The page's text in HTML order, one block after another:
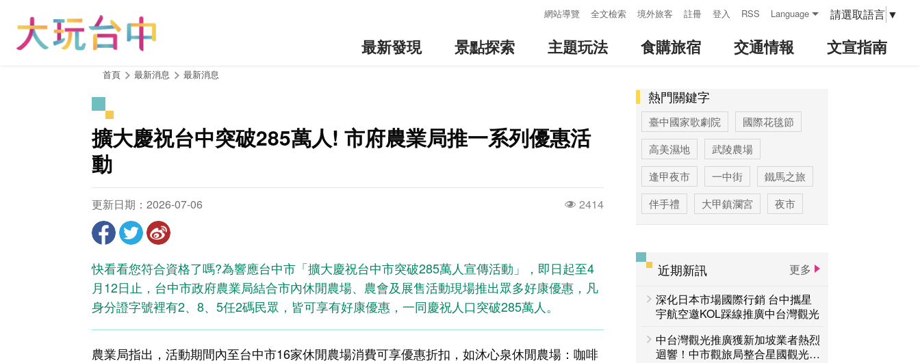
網站導覽 全文檢索 境外旅客 註冊 登入 RSS Language 請選取語言 ▼
最新發現 景點探索 主題玩法 食購旅宿 交通情報 文宣指南
首頁 最新消息 最新消息
擴大慶祝台中突破285萬人! 市府農業局推一系列優惠活
動
更新日期：2026-07-06 2414
快看看您符合資格了嗎?為響應台中市「擴大慶祝台中市突破285萬人宣傳活動」，即日起至4
月12日止，台中市政府農業局結合市內休閒農場、農會及展售活動現場推出眾多好康優惠，凡
身分證字號裡有2、8、5任2碼民眾，皆可享有好康優惠，一同慶祝人口突破285萬人。
農業局指出，活動期間內至台中市16家休閒農場消費可享優惠折扣，如沐心泉休閒農場：咖啡
熱門關鍵字
臺中國家歌劇院
國際花毯節
高美濕地
武陵農場
逢甲夜市
一中街
鐵馬之旅
伴手禮
大甲鎮瀾宮
夜市
台中活動
賞花專區
主題遊程
台中国家歌剧院
近期新訊
更多
深化日本市場國際行銷 台中攜星
宇航空邀KOL踩線推廣中台灣觀光
中台灣觀光推廣獲新加坡業者熱烈
迴響！中市觀旅局整合星國觀光資